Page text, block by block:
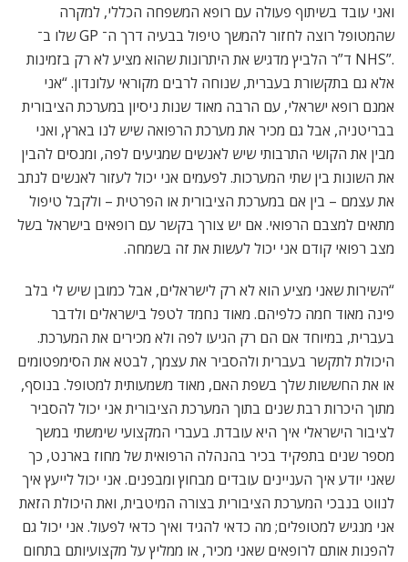
ואני עובד בשיתוף פעולה עם רופא המשפחה הכללי, למקרה
שהמטופל רוצה לחזור להמשך טיפול בבעיה דרך ה־ GP שלו ב־
.”NHS ד”ר הלביץ מדגיש את היתרונות שהוא מציע לא רק בזמינות
אלא גם בתקשורת בעברית, שנוחה לרבים מקוראי עלונדון. “אני
אמנם רופא ישראלי, עם הרבה מאוד שנות ניסיון במערכת הציבורית
בבריטניה, אבל גם מכיר את מערכת הרפואה שיש לנו בארץ, ואני
מבין את הקושי התרבותי שיש לאנשים שמגיעים לפה, ומנסים להבין
את השונות בין שתי המערכות. לפעמים אני יכול לעזור לאנשים לנתב
את עצמם – בין אם במערכת הציבורית או הפרטית – ולקבל טיפול
מתאים למצבם הרפואי. אם יש צורך בקשר עם רופאים בישראל בשל
מצב רפואי קודם אני יכול לעשות את זה בשמחה.
“השירות שאני מציע הוא לא רק לישראלים, אבל כמובן שיש לי בלב
פינה מאוד חמה כלפיהם. מאוד נחמד לטפל בישראלים ולדבר
בעברית, במיוחד אם הם רק הגיעו לפה ולא מכירים את המערכת.
היכולת לתקשר בעברית ולהסביר את עצמך, לבטא את הסימפטומים
או את החששות שלך בשפת האם, מאוד משמעותית למטופל. בנוסף,
מתוך היכרות רבת שנים בתוך המערכת הציבורית אני יכול להסביר
לציבור הישראלי איך היא עובדת. בעברי המקצועי שימשתי במשך
מספר שנים בתפקיד בכיר בהנהלה הרפואית של מחוז בארנט, כך
שאני יודע איך העניינים עובדים מבחוץ ומבפנים. אני יכול לייעץ איך
לנווט בנבכי המערכת הציבורית בצורה המיטבית, ואת היכולת הזאת
אני מנגיש למטופלים; מה כדאי להגיד ואיך כדאי לפעול. אני יכול גם
להפנות אותם לרופאים שאני מכיר, או ממליץ על מקצועיותם בתחום